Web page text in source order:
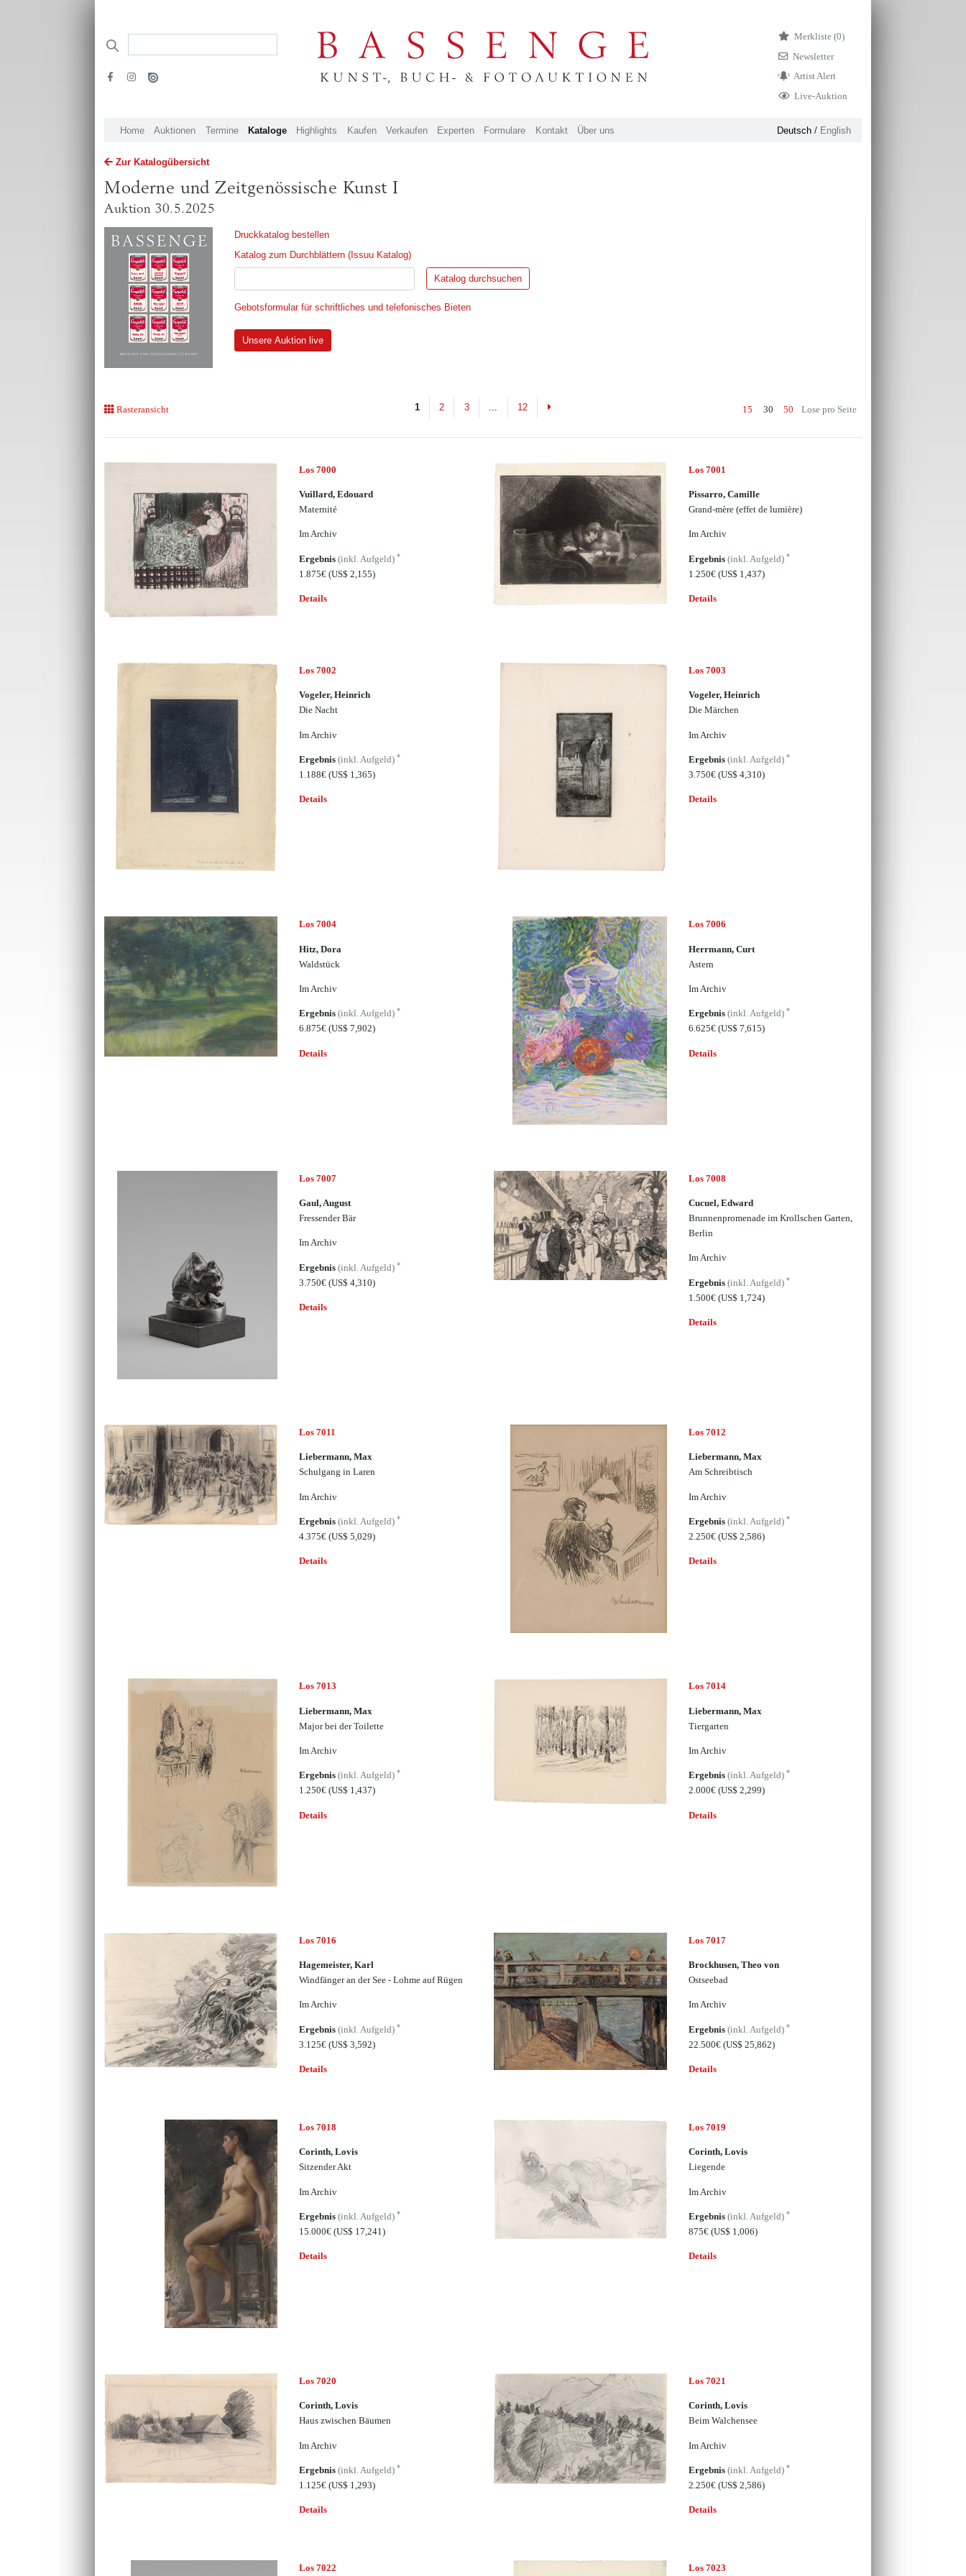
Merkliste (0)
Newsletter
Artist Alert
Live-Auktion
Home Auktionen Termine Kataloge Highlights Kaufen Verkaufen Experten Formulare Kontakt Über uns Deutsch/ English
Zur Katalogübersicht
Moderne und Zeitgenössische Kunst I
Auktion 30.5.2025
Druckkatalog bestellen
Katalog zum Durchblättern (Issuu Katalog)
Gebotsformular für schriftliches und telefonisches Bieten
Unsere Auktion live
Rasteransicht 1 2 3 ... 12 Next 15 30 50 Lose pro Seite
Los 7000
Vuillard, Edouard
Maternité
Im Archiv
Ergebnis(inkl. Aufgeld)*
1.875€(US$ 2,155)
Details
Los 7001
Pissarro, Camille
Grand-mère (effet de lumière)
Im Archiv
Ergebnis (inkl. Aufgeld) *
1.250€ (US$ 1,437)
Details
Los 7002
Vogeler, Heinrich
Die Nacht
Im Archiv
Ergebnis(inkl. Aufgeld)*
1.188€(US$ 1,365)
Details
Los 7003
Vogeler, Heinrich
Die Märchen
Im Archiv
Ergebnis (inkl. Aufgeld) *
3.750€ (US$ 4,310)
Details
Los 7004
Hitz, Dora
Waldstück
Im Archiv
Ergebnis(inkl. Aufgeld)*
6.875€(US$ 7,902)
Details
Los 7006
Herrmann, Curt
Astern
Im Archiv
Ergebnis (inkl. Aufgeld) *
6.625€ (US$ 7,615)
Details
Los 7007
Gaul, August
Fressender Bär
Im Archiv
Ergebnis(inkl. Aufgeld)*
3.750€(US$ 4,310)
Details
Los 7008
Cucuel, Edward
Brunnenpromenade im Krollschen Garten,
Berlin
Im Archiv
Ergebnis (inkl. Aufgeld) *
1.500€ (US$ 1,724)
Details
Los 7011
Liebermann, Max
Schulgang in Laren
Im Archiv
Ergebnis(inkl. Aufgeld)*
4.375€(US$ 5,029)
Details
Los 7012
Liebermann, Max
Am Schreibtisch
Im Archiv
Ergebnis (inkl. Aufgeld) *
2.250€ (US$ 2,586)
Details
Los 7013
Liebermann, Max
Major bei der Toilette
Im Archiv
Ergebnis(inkl. Aufgeld)*
1.250€(US$ 1,437)
Details
Los 7014
Liebermann, Max
Tiergarten
Im Archiv
Ergebnis (inkl. Aufgeld) *
2.000€ (US$ 2,299)
Details
Los 7016
Hagemeister, Karl
Windfänger an der See - Lohme auf Rügen
Im Archiv
Ergebnis(inkl. Aufgeld)*
3.125€(US$ 3,592)
Details
Los 7017
Brockhusen, Theo von
Ostseebad
Im Archiv
Ergebnis (inkl. Aufgeld) *
22.500€ (US$ 25,862)
Details
Los 7018
Corinth, Lovis
Sitzender Akt
Im Archiv
Ergebnis(inkl. Aufgeld)*
15.000€(US$ 17,241)
Details
Los 7019
Corinth, Lovis
Liegende
Im Archiv
Ergebnis (inkl. Aufgeld) *
875€ (US$ 1,006)
Details
Los 7020
Corinth, Lovis
Haus zwischen Bäumen
Im Archiv
Ergebnis(inkl. Aufgeld)*
1.125€(US$ 1,293)
Details
Los 7021
Corinth, Lovis
Beim Walchensee
Im Archiv
Ergebnis (inkl. Aufgeld) *
2.250€ (US$ 2,586)
Details
Los 7022 Los 7023